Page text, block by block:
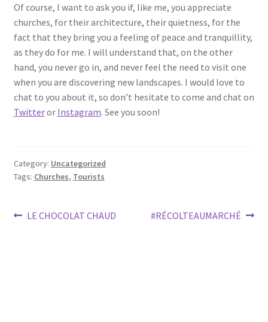
Of course, I want to ask you if, like me, you appreciate
churches, for their architecture, their quietness, for the
fact that they bring you a feeling of peace and tranquillity,
as they do for me. I will understand that, on the other
hand, you never go in, and never feel the need to visit one
when you are discovering new landscapes. I would love to
chat to you about it, so don’t hesitate to come and chat on
Twitteror Instagram. See you soon!
Category: Uncategorized
Tags: Churches, Tourists
Post
Previous
LE CHOCOLAT CHAUD
Next
#RÉCOLTEAUMARCHÉ